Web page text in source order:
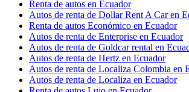
Renta de autos en Ecuador
Autos de renta de Dollar Rent A Car en
Renta de autos Económico en Ecuador
Autos de renta de Enterprise en Ecuador
Autos de renta de Goldcar rental en
Autos de renta de Hertz en Ecuador
Autos de renta de Localiza Colombia en
Autos de renta de Localiza en Ecuador